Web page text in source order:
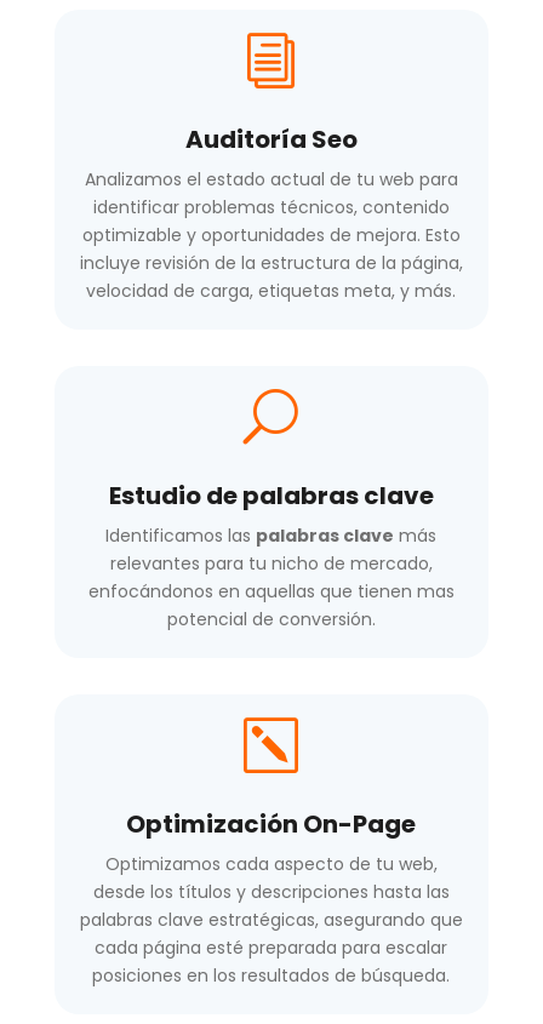
i
Auditoría Seo
Analizamos el estado actual de tu web para
identificar problemas técnicos, contenido
optimizable y oportunidades de mejora. Esto
incluye revisión de la estructura de la página,
velocidad de carga, etiquetas meta, y más.
U
Estudio de palabras clave
Identificamos las palabras clave más
relevantes para tu nicho de mercado,
enfocándonos en aquellas que tienen mas
potencial de conversión.
k
Optimización On-Page
Optimizamos cada aspecto de tu web,
desde los títulos y descripciones hasta las
palabras clave estratégicas, asegurando que
cada página esté preparada para escalar
posiciones en los resultados de búsqueda.